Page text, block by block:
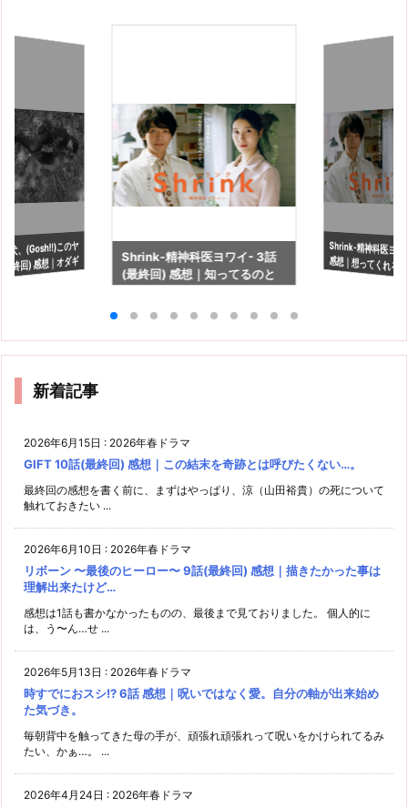
犬、(Gosh!!)このヤ
終回) 感想｜オダギ
くオダギリジョ
Shrink-精神科医ヨワイ- 3話
(最終回) 感想｜知ってるのと
Shrink-精神科医ヨ
感想｜想ってくれる
にいるという幸せ
新着記事
2026年6月15日 : 2026年春ドラマ
GIFT 10話(最終回) 感想｜この結末を奇跡とは呼びたくない…。
最終回の感想を書く前に、まずはやっぱり、涼（山田裕貴）の死について
触れておきたい ...
2026年6月10日 : 2026年春ドラマ
リボーン 〜最後のヒーロー〜 9話(最終回) 感想｜描きたかった事は
理解出来たけど…
感想は1話も書かなかったものの、最後まで見ておりました。 個人的に
は、う〜ん…せ ...
2026年5月13日 : 2026年春ドラマ
時すでにおスシ!? 6話 感想｜呪いではなく愛。自分の軸が出来始め
た気づき。
毎朝背中を触ってきた母の手が、頑張れ頑張れって呪いをかけられてるみ
たい、かぁ…。 ...
2026年4月24日 : 2026年春ドラマ